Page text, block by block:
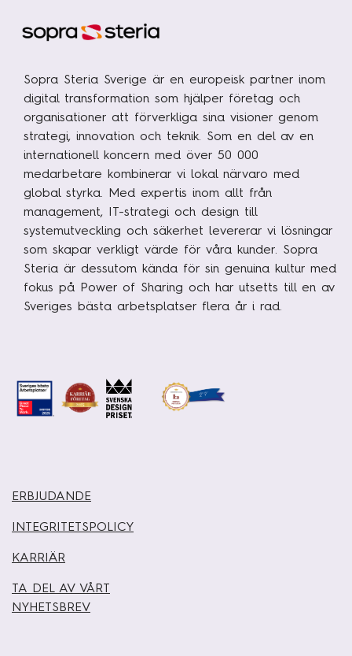
Sopra Steria Sverige är en europeisk partner inom
digital transformation som hjälper företag och
organisationer att förverkliga sina visioner genom
strategi, innovation och teknik. Som en del av en
internationell koncern med över 50 000
medarbetare kombinerar vi lokal närvaro med
global styrka. Med expertis inom allt från
management, IT-strategi och design till
systemutveckling och säkerhet levererar vi lösningar
som skapar verkligt värde för våra kunder. Sopra
Steria är dessutom kända för sin genuina kultur med
fokus på Power of Sharing och har utsetts till en av
Sveriges bästa arbetsplatser flera år i rad.
ERBJUDANDE
INTEGRITETSPOLICY
KARRIÄR
TA DEL AV VÅRT
NYHETSBREV